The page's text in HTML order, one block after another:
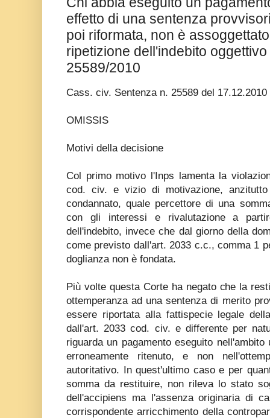
effetto di una sentenza
poi riformata, non è
ripetizione dell'indebito
25589/2010
Cass. civ. Sentenza n. 25589 del 17.12.2010
OMISSIS
Motivi della decisione
Col primo motivo l'Inps lamenta la
cod. civ. e vizio di motivazione,
condannato, quale percettore di una
con gli interessi e rivalutazione a
dell'indebito, invece che dal giorno della
come previsto dall'art. 2033 c.c., comma 1
doglianza non è fondata.
Più volte questa Corte ha negato che la
ottemperanza ad una sentenza di merito
essere riportata alla fattispecie legale
dall'art. 2033 cod. civ. e differente per
riguarda un pagamento eseguito
erroneamente ritenuto, e non
autoritativo. In quest'ultimo caso e per
somma da restituire, non rileva lo stato
dell'accipiens ma l'assenza originaria di
corrispondente arricchimento della